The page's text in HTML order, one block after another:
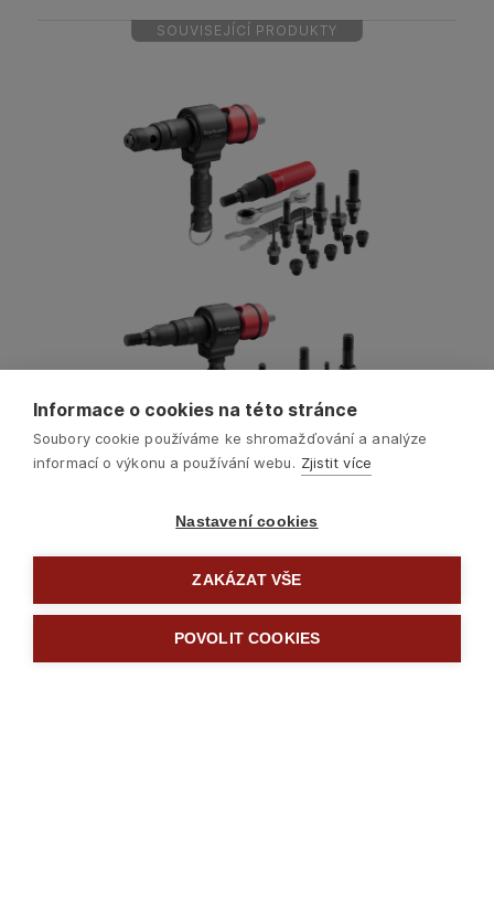
SOUVISEJÍCÍ PRODUKTY
Informace o cookies na této stránce
Soubory cookie používáme ke shromažďování a analýze
informací o výkonu a používání webu. Zjistit více
Nastavení cookies
ZAKÁZAT VŠE
POVOLIT COOKIES